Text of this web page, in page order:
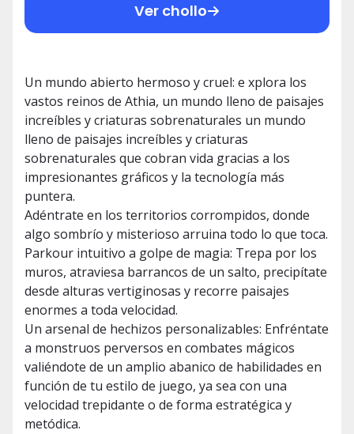
Ver chollo
Un mundo abierto hermoso y cruel: e xplora los
vastos reinos de Athia, un mundo lleno de paisajes
increíbles y criaturas sobrenaturales un mundo
lleno de paisajes increíbles y criaturas
sobrenaturales que cobran vida gracias a los
impresionantes gráficos y la tecnología más
puntera.
Adéntrate en los territorios corrompidos, donde
algo sombrío y misterioso arruina todo lo que toca.
Parkour intuitivo a golpe de magia: Trepa por los
muros, atraviesa barrancos de un salto, precipítate
desde alturas vertiginosas y recorre paisajes
enormes a toda velocidad.
Un arsenal de hechizos personalizables: Enfréntate
a monstruos perversos en combates mágicos
valiéndote de un amplio abanico de habilidades en
función de tu estilo de juego, ya sea con una
velocidad trepidante o de forma estratégica y
metódica.